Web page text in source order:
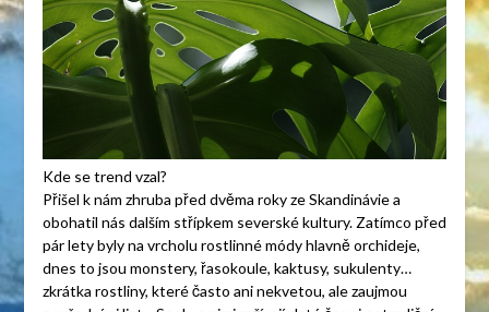
Kde se trend vzal?
Přišel k nám zhruba před dvěma roky ze Skandinávie a
obohatil nás dalším střípkem severské kultury. Zatímco před
pár lety byly na vrcholu rostlinné módy hlavně orchideje,
dnes to jsou monstery, řasokoule, kaktusy, sukulenty…
zkrátka rostliny, které často ani nekvetou, ale zaujmou